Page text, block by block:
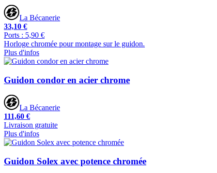
La Bécanerie
33,10 €
Ports : 5,90 €
Horloge chromée pour montage sur le guidon.
Plus d'infos
Guidon condor en acier chrome
La Bécanerie
111,60 €
Livraison gratuite
Plus d'infos
Guidon Solex avec potence chromée